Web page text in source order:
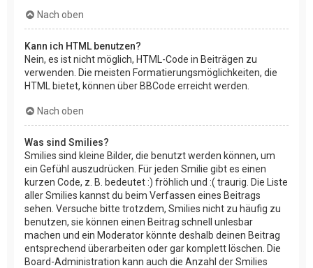
Nach oben
Kann ich HTML benutzen?
Nein, es ist nicht möglich, HTML-Code in Beiträgen zu
verwenden. Die meisten Formatierungsmöglichkeiten, die
HTML bietet, können über BBCode erreicht werden.
Nach oben
Was sind Smilies?
Smilies sind kleine Bilder, die benutzt werden können, um
ein Gefühl auszudrücken. Für jeden Smilie gibt es einen
kurzen Code, z. B. bedeutet :) fröhlich und :( traurig. Die Liste
aller Smilies kannst du beim Verfassen eines Beitrags
sehen. Versuche bitte trotzdem, Smilies nicht zu häufig zu
benutzen, sie können einen Beitrag schnell unlesbar
machen und ein Moderator könnte deshalb deinen Beitrag
entsprechend überarbeiten oder gar komplett löschen. Die
Board-Administration kann auch die Anzahl der Smilies